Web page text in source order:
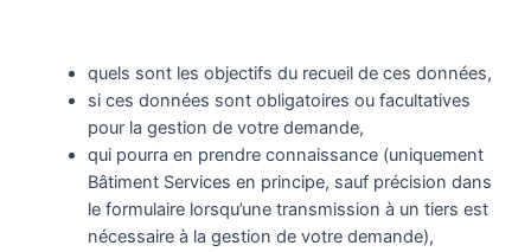
quels sont les objectifs du recueil de ces données,
si ces données sont obligatoires ou facultatives
pour la gestion de votre demande,
qui pourra en prendre connaissance (uniquement
Bâtiment Services en principe, sauf précision dans
le formulaire lorsqu’une transmission à un tiers est
nécessaire à la gestion de votre demande),